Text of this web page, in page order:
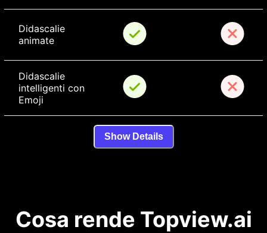
Didascalie
animate
Didascalie
intelligenti con
Emoji
Show Details
Cosa rende Topview.ai